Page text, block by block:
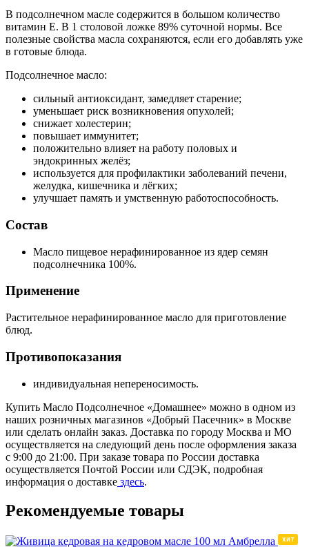
В подсолнечном масле содержится в большом количество
витамин Е. В 1 столовой ложке 89% суточной нормы. Все
полезные свойства масла сохраняются, если его добавлять уже
в готовые блюда.
Подсолнечное масло:
сильный антиоксидант, замедляет старение;
уменьшает риск возникновения опухолей;
снижает холестерин;
повышает иммунитет;
положительно влияет на работу половых и
эндокринных желёз;
используется для профилактики заболеваний печени,
желудка, кишечника и лёгких;
улучшает память и умственную работоспособность.
Состав
Масло пищевое нерафинированное из ядер семян
подсолнечника 100%.
Применение
Растительное нерафинированное масло для приготовление
блюд.
Противопоказания
индивидуальная непереносимость.
Купить Масло Подсолнечное «Домашнее» можно в одном из
наших розничных магазинов «Добрый Пасечник» в Москве
или сделать онлайн заказ. Доставка по городу Москва и МО
осуществляется на следующий день после оформления заказа
с 9:00 до 21:00. При заказе товара по России доставка
осуществляется Почтой России или СДЭК, подробная
информация о доставке здесь.
Рекомендуемые товары